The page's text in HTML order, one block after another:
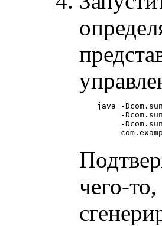
java -
-
-
чего-